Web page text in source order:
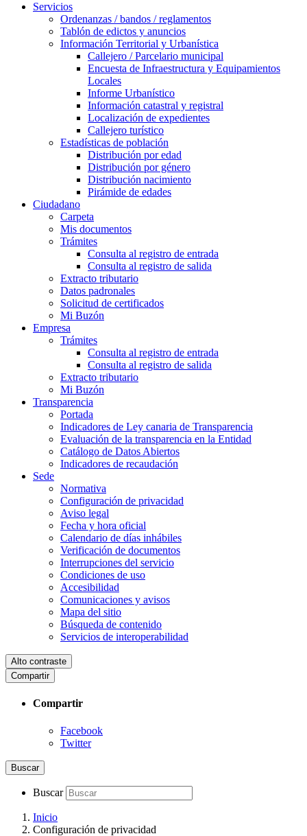
Servicios
Ordenanzas / bandos / reglamentos
Tablón de edictos y anuncios
Información Territorial y Urbanística
Callejero / Parcelario municipal
Encuesta de Infraestructura y Equipamientos
Locales
Informe Urbanístico
Información catastral y registral
Localización de expedientes
Callejero turístico
Estadísticas de población
Distribución por edad
Distribución por género
Distribución nacimiento
Pirámide de edades
Ciudadano
Carpeta
Mis documentos
Trámites
Consulta al registro de entrada
Consulta al registro de salida
Extracto tributario
Datos padronales
Solicitud de certificados
Mi Buzón
Empresa
Trámites
Consulta al registro de entrada
Consulta al registro de salida
Extracto tributario
Mi Buzón
Transparencia
Portada
Indicadores de Ley canaria de Transparencia
Evaluación de la transparencia en la Entidad
Catálogo de Datos Abiertos
Indicadores de recaudación
Sede
Normativa
Configuración de privacidad
Aviso legal
Fecha y hora oficial
Calendario de días inhábiles
Verificación de documentos
Interrupciones del servicio
Condiciones de uso
Accesibilidad
Comunicaciones y avisos
Mapa del sitio
Búsqueda de contenido
Servicios de interoperabilidad
Alto contraste
Compartir
Compartir
Facebook
Twitter
Buscar
Buscar
Inicio
Configuración de privacidad